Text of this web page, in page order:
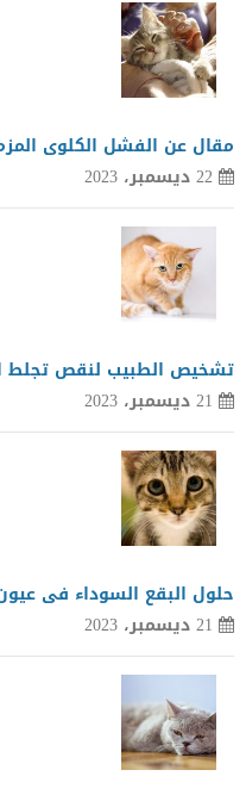
مقال عن الفشل الكلوى
22 ديسمبر، 2023
تشخيص الطبيب لنقص تجلط
21 ديسمبر، 2023
حلول البقع السوداء فى
21 ديسمبر، 2023